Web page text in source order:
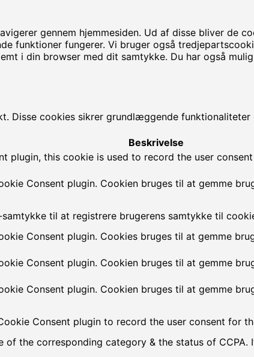
gennem hjemmesiden. Ud af disse bliver de
funktioner fungerer. Vi bruger også
i din browser med dit samtykke. Du har også
Disse cookies sikrer grundlæggende
Beskrivelse
plugin, this cookie is used to record the user
Consent plugin. Cookien bruges til at gemme
til at registrere brugerens samtykke til
Consent plugin. Cookies bruges til at gemme
Consent plugin. Cookien bruges til at gemme
Consent plugin. Cookien bruges til at gemme
Consent plugin to record the user consent for
of the corresponding category & the status of